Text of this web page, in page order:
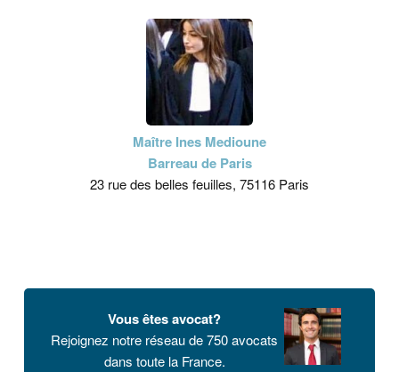
Maître Ines Medioune
Barreau de Paris
23 rue des belles feuilles, 75116 Paris
Vous êtes avocat?
Rejoignez notre réseau de 750 avocats
dans toute la France.